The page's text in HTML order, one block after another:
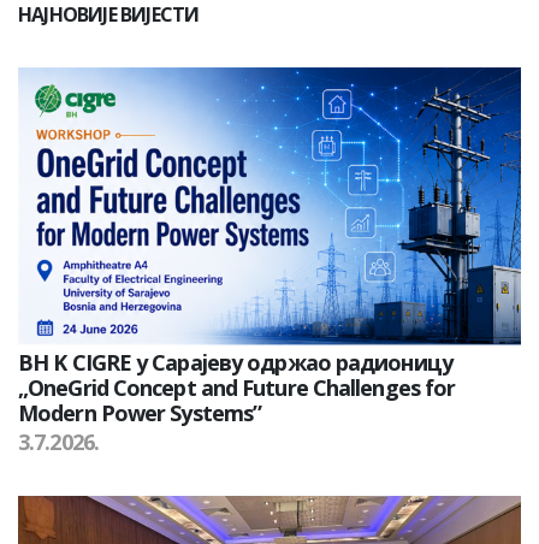
НАЈНОВИЈЕ ВИЈЕСТИ
BH K CIGRE у Сарајеву одржао радионицу
„OneGrid Concept and Future Challenges for
Modern Power Systems”
3.7.2026.